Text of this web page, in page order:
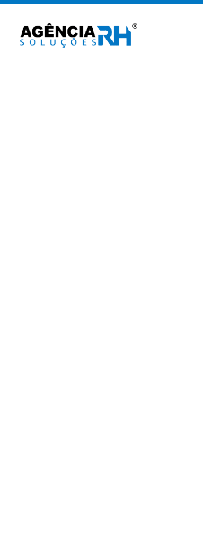
para